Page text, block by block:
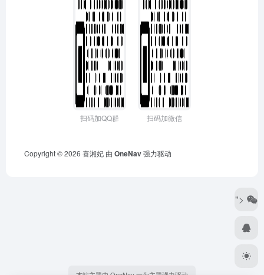
扫码加QQ群 扫码加微信
Copyright © 2026 喜湘妃 由 OneNav强力驱动
">